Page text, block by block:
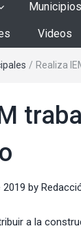
Municipios
Videos
/ Realiza
2019 by
a la